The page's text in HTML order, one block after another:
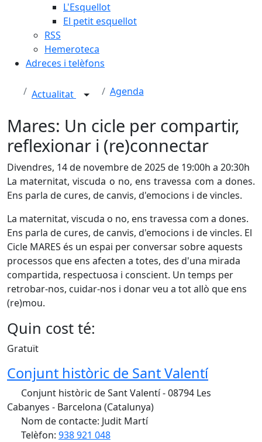
L'Esquellot
El petit esquellot
RSS
Hemeroteca
Adreces i telèfons
Actualitat Agenda
Mares: Un cicle per compartir,
reflexionar i (re)connectar
Divendres, 14 de novembre de 2025 de 19:00h a 20:30h
La maternitat, viscuda o no, ens travessa com a dones.
Ens parla de cures, de canvis, d'emocions i de vincles.
La maternitat, viscuda o no, ens travessa com a dones.
Ens parla de cures, de canvis, d'emocions i de vincles. El
Cicle MARES és un espai per conversar sobre aquests
processos que ens afecten a totes, des d'una mirada
compartida, respectuosa i conscient. Un temps per
retrobar-nos, cuidar-nos i donar veu a tot allò que ens
(re)mou.
Quin cost té:
Gratuït
Conjunt històric de Sant Valentí
Conjunt històric de Sant Valentí - 08794 Les
Cabanyes - Barcelona (Catalunya)
Nom de contacte: Judit Martí
Telèfon: 938 921 048